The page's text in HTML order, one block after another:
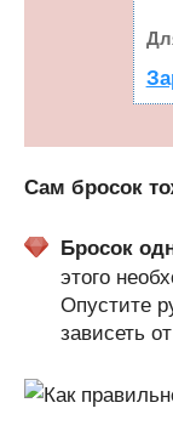
Сам бросок
Бросок
этого
Опустите
зависеть